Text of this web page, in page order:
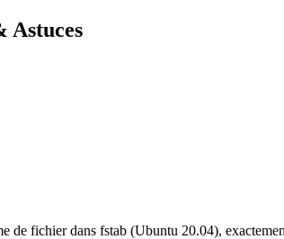
Astuces
fichier dans fstab (Ubuntu 20.04),